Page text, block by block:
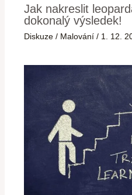
Jak nakreslit
dokonalý výsledek!
Diskuze / Malování / 1. 12.